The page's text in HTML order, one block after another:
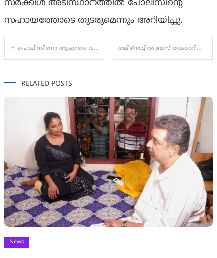
സർക്കിൾ അടിസ്ഥാനത്തിൽ പോലീസിൻ്റെ
സഹായത്തോടെ തുടരുമെന്നും അറിയിച്ചു.
Post
പൊലീസിനോ ആഭ്യന്തര വകുപ്പിനോ ഇഡി റെയ്ഡ് സംബന്ധിച്ച് ഒരു വിവരവും ഉണ്ടായിരുന്നില്ല’; രമേശ് ചെന്നിത്തല തമിഴ്‌നാട്ടിൽ ബസ് തകരാറിലായി; കുടുങ്ങിയ മലയാളി യാത്രക്കാർക്ക് രക്ഷകനായി ആഭ്യന്തരമന്ത്രി രമേശ് ചെന്നിത്തല
RELATED POSTS
News